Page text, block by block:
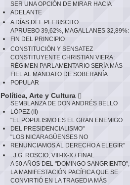
SER UNA OPCIÓN DE MIRAR HACIA
ADELANTE
A DÍAS DEL PLEBISCITO
APRUEBO 39,62%, MAGALLANES 32,89%:
FIN DEL PRINCIPIO
CONSTITUCIÓN Y SENSATEZ
CONSTITUYENTE CHRISTIAN VIERA:
RÉGIMEN PARLAMENTARIO SERÍA MÁS
FIEL AL MANDATO DE SOBERANÍA
POPULAR
Política, Arte y Cultura
SEMBLANZA DE DON ANDRÉS BELLO
LÓPEZ (II)
"EL POPULISMO ES EL GRAN ENEMIGO
DEL PRESIDENCIALISMO"
"LOS NICARAGÜENSES NO
RENUNCIAMOS AL DERECHO A ELEGIR"
. J.G. ROSCIO, VIII-IX-X / FINAL
A 50 AÑOS DEL "DOMINGO SANGRIENTO",
LA MANIFESTACIÓN PACÍFICA QUE SE
CONVIRTIÓ EN LA TRAGEDIA MÁS